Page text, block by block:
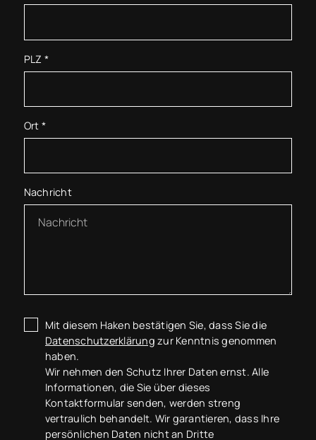
PLZ *
Ort *
Nachricht
Mit diesem Haken bestätigen Sie, dass Sie die
Datenschutzerklärung zur Kenntnis genommen
haben.
Wir nehmen den Schutz Ihrer Daten ernst. Alle
Informationen, die Sie über dieses
Kontaktformular senden, werden streng
vertraulich behandelt. Wir garantieren, dass Ihre
persönlichen Daten nicht an Dritte